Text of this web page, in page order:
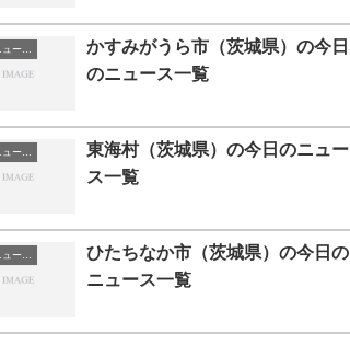
茨城県のニュース一覧
かすみがうら市（茨城県）の今日
のニュース一覧
茨城県のニュース一覧
東海村（茨城県）の今日のニュー
ス一覧
茨城県のニュース一覧
ひたちなか市（茨城県）の今日の
ニュース一覧